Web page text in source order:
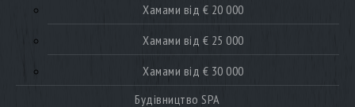
Хамами від € 20 000
Хамами від € 25 000
Хамами від € 30 000
Будівництво SPA